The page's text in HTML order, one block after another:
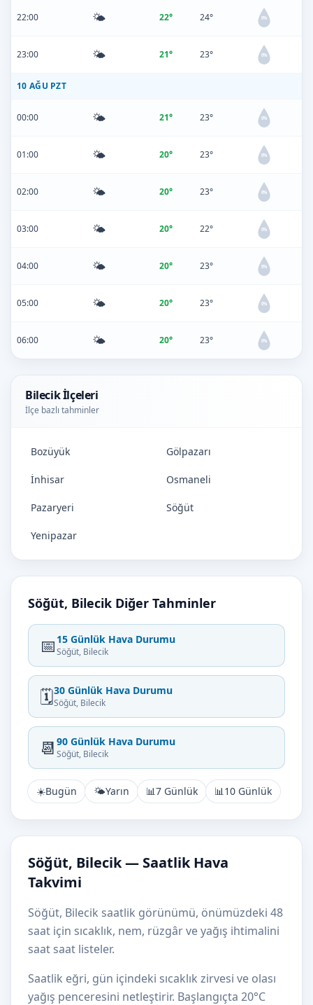
22:00 🌤️ 22° 24° 0%
23:00 🌤️ 21° 23° 0%
10 AĞU PZT
00:00 🌤️ 21° 23° 0%
01:00 🌤️ 20° 23° 0%
02:00 🌤️ 20° 23° 0%
03:00 🌤️ 20° 22° 0%
04:00 🌤️ 20° 23° 0%
05:00 🌤️ 20° 23° 0%
06:00 🌤️ 20° 23° 0%
Bilecik İlçeleri
İlçe bazlı tahminler
Bozüyük Gölpazarı
İnhisar Osmaneli
Pazaryeri Söğüt
Yenipazar
Söğüt, Bilecik Diğer Tahminler
📅 15 Günlük Hava Durumu
Söğüt, Bilecik
🗓️30 Günlük Hava Durumu
Söğüt, Bilecik
📆 90 Günlük Hava Durumu
Söğüt, Bilecik
☀️Bugün 🌤️Yarın 📊7 Günlük 📊10 Günlük
Söğüt, Bilecik — Saatlik Hava
Takvimi
Söğüt, Bilecik saatlik görünümü, önümüzdeki 48
saat için sıcaklık, nem, rüzgâr ve yağış ihtimalini
saat saat listeler.
Saatlik eğri, gün içindeki sıcaklık zirvesi ve olası
yağış penceresini netleştirir. Başlangıçta 20°C